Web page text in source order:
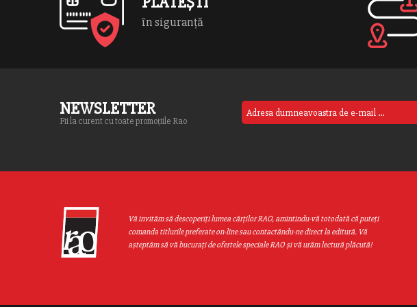
în siguranță
NEWSLETTER
Fii la curent cu toate promoțiile Rao
Vă invităm să descoperiţi lumea cărţilor RAO, amintindu-vă totodată că puteţi
comanda titlurile preferate on-line sau contactându-ne direct la editură. Vă
aşteptăm să vă bucuraţi de ofertele speciale RAO şi vă urăm lectură plăcută!